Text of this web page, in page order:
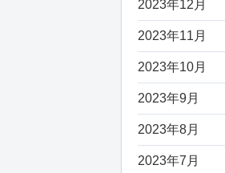
2023年12月
2023年11月
2023年10月
2023年9月
2023年8月
2023年7月